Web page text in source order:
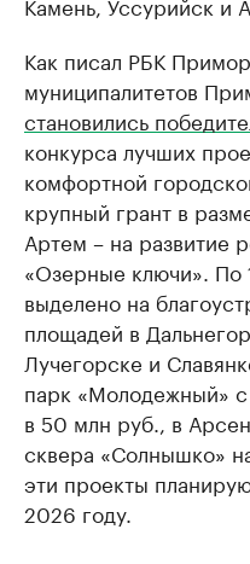
Как писал РБК
муниципалитетов
становились
конкурса лучших
комфортной
крупный грант в
Артем – на развитие
«Озерные ключи». По
выделено на
площадей в
Лучегорске и
парк «Молодежный»
в 50 млн руб., в
сквера «Солнышко»
эти проекты
2026 году.